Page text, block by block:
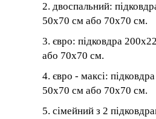
2. двоспальний:
50x70 см або 70x70 см.
3. євро: підковдра
або 70x70 см.
4. євро - максі:
50x70 см або 70x70 см.
5. сімейний з 2